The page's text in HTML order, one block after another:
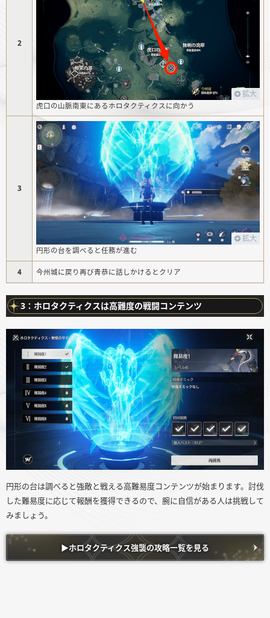
2
拡大
虎口の山脈南東にあるホロタクティクスに向かう
3
拡大
円形の台を調べると任務が進む
4 今州城に戻り再び青恭に話しかけるとクリア
3：ホロタクティクスは高難度の戦闘コンテンツ
円形の台は調べると強敵と戦える高難易度コンテンツが始まります。討伐
した難易度に応じて報酬を獲得できるので、腕に自信がある人は挑戦して
みましょう。
▶︎ホロタクティクス強襲の攻略一覧を見る